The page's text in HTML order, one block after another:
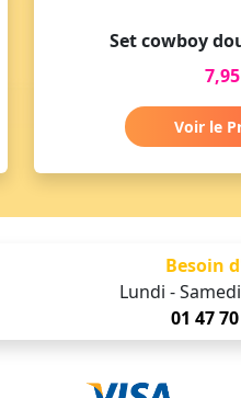
Set cowboy
Voir le
Besoin
Lundi -
01 47